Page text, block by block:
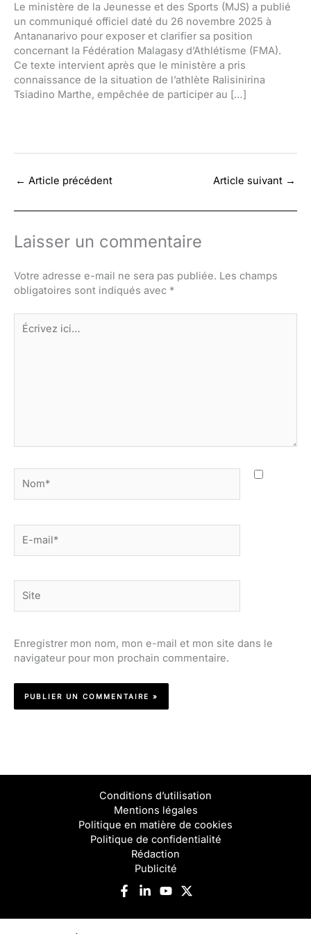
Le ministère de la Jeunesse et des Sports (MJS) a publié
un communiqué officiel daté du 26 novembre 2025 à
Antananarivo pour exposer et clarifier sa position
concernant la Fédération Malagasy d’Athlétisme (FMA).
Ce texte intervient après que le ministère a pris
connaissance de la situation de l’athlète Ralisinirina
Tsiadino Marthe, empêchée de participer au […]
← Article précédent Article suivant →
Laisser un commentaire
Votre adresse e-mail ne sera pas publiée. Les champs
obligatoires sont indiqués avec *
Écrivez
ici…
mail*
Enregistrer mon nom, mon e-mail et mon site dans le
navigateur pour mon prochain commentaire.
Conditions d’utilisation
Mentions légales
Politique en matière de cookies
Politique de confidentialité
Rédaction
Publicité